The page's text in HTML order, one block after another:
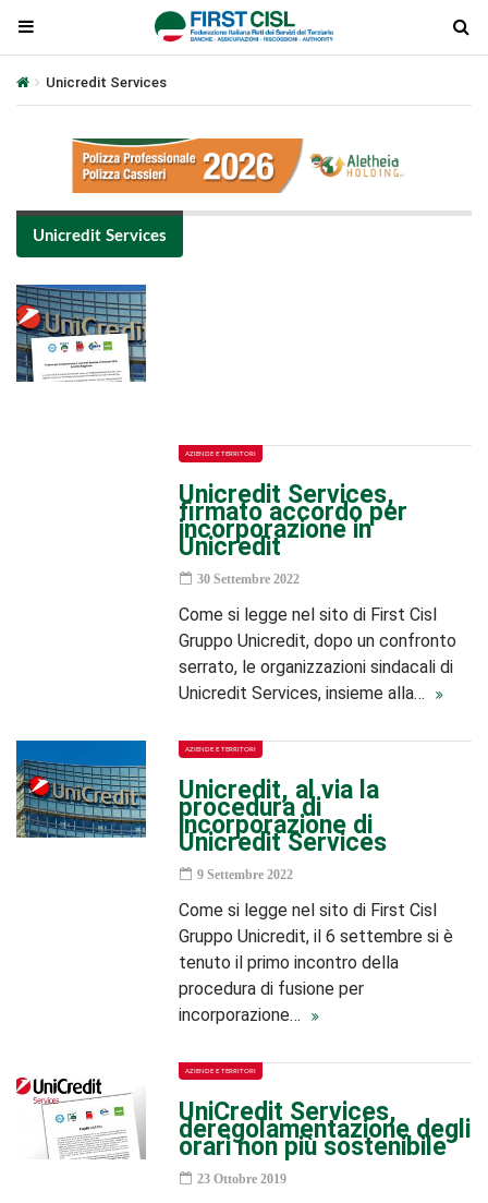
Unicredit Services
Unicredit Services
AZIENDE E TERRITORI
Unicredit Services,
firmato accordo per
incorporazione in
Unicredit
30 Settembre 2022
Come si legge nel sito di First Cisl
Gruppo Unicredit, dopo un confronto
serrato, le organizzazioni sindacali di
Unicredit Services, insieme alla…
AZIENDE E TERRITORI
Unicredit, al via la
procedura di
incorporazione di
Unicredit Services
9 Settembre 2022
Come si legge nel sito di First Cisl
Gruppo Unicredit, il 6 settembre si è
tenuto il primo incontro della
procedura di fusione per
incorporazione…
AZIENDE E TERRITORI
UniCredit Services,
deregolamentazione degli
orari non più sostenibile
23 Ottobre 2019